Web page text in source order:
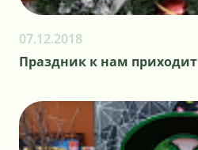
07.12.2018
Праздник к нам приходит